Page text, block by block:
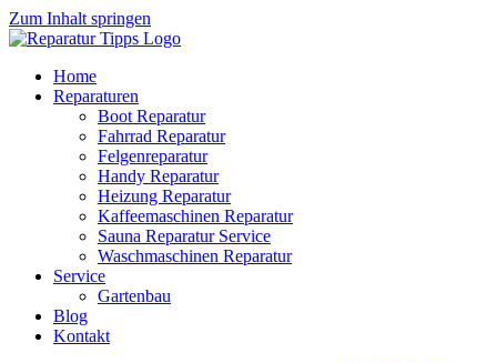
Zum Inhalt springen
Home
Reparaturen
Boot Reparatur
Fahrrad Reparatur
Felgenreparatur
Handy Reparatur
Heizung Reparatur
Kaffeemaschinen Reparatur
Sauna Reparatur Service
Waschmaschinen Reparatur
Service
Gartenbau
Blog
Kontakt